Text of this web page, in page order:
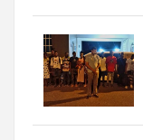
English.